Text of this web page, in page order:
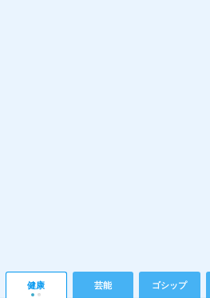
健康 芸能 ゴシップ